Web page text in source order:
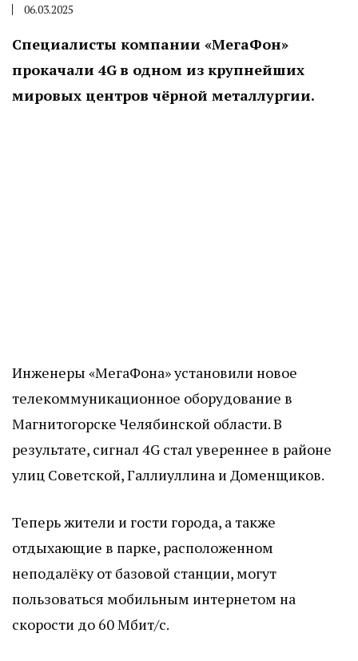
06.03.2025
Специалисты компании «МегаФон»
прокачали 4Gв одном из крупнейших
мировых центров чёрной металлургии.
Инженеры «МегаФона» установили новое
телекоммуникационное оборудование в
Магнитогорске Челябинской области. В
результате, сигнал 4G стал увереннее в районе
улиц Советской, Галлиуллина и Доменщиков.
Теперь жители и гости города, а также
отдыхающие в парке, расположенном
неподалёку от базовой станции, могут
пользоваться мобильным интернетом на
скорости до 60 Мбит/с.